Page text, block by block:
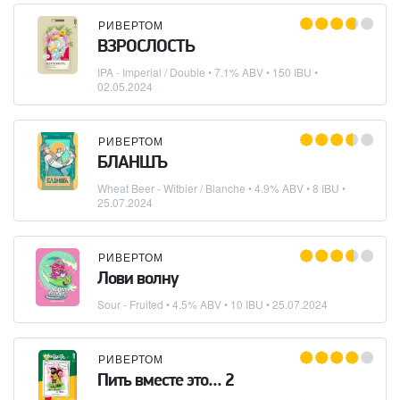
РИВЕРТОМ
ВЗРОСЛОСТЬ
IPA - Imperial / Double • 7.1% ABV • 150 IBU •
02.05.2024
РИВЕРТОМ
БЛАНШЪ
Wheat Beer - Witbier / Blanche • 4.9% ABV • 8 IBU •
25.07.2024
РИВЕРТОМ
Лови волну
Sour - Fruited • 4.5% ABV • 10 IBU •25.07.2024
РИВЕРТОМ
Пить вместе это... 2